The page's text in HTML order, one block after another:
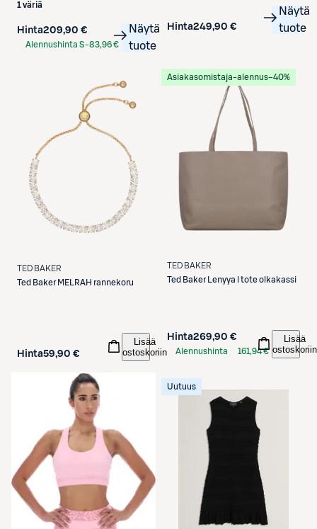
1 väriä
Hinta209,90 €
Alennushinta S-83,96 €
Näytä
tuote
Hinta249,90 €
Näytä
tuote
TED BAKER
Ted Baker MELRAH rannekoru
Hinta59,90 €
Lisää
ostoskoriin
Asiakasomistaja-alennus−40%
TED BAKER
Ted Baker Lenyya l tote olkakassi
Hinta269,90 €
Alennushinta
161,94 €
Lisää
ostoskoriin
Uutuus